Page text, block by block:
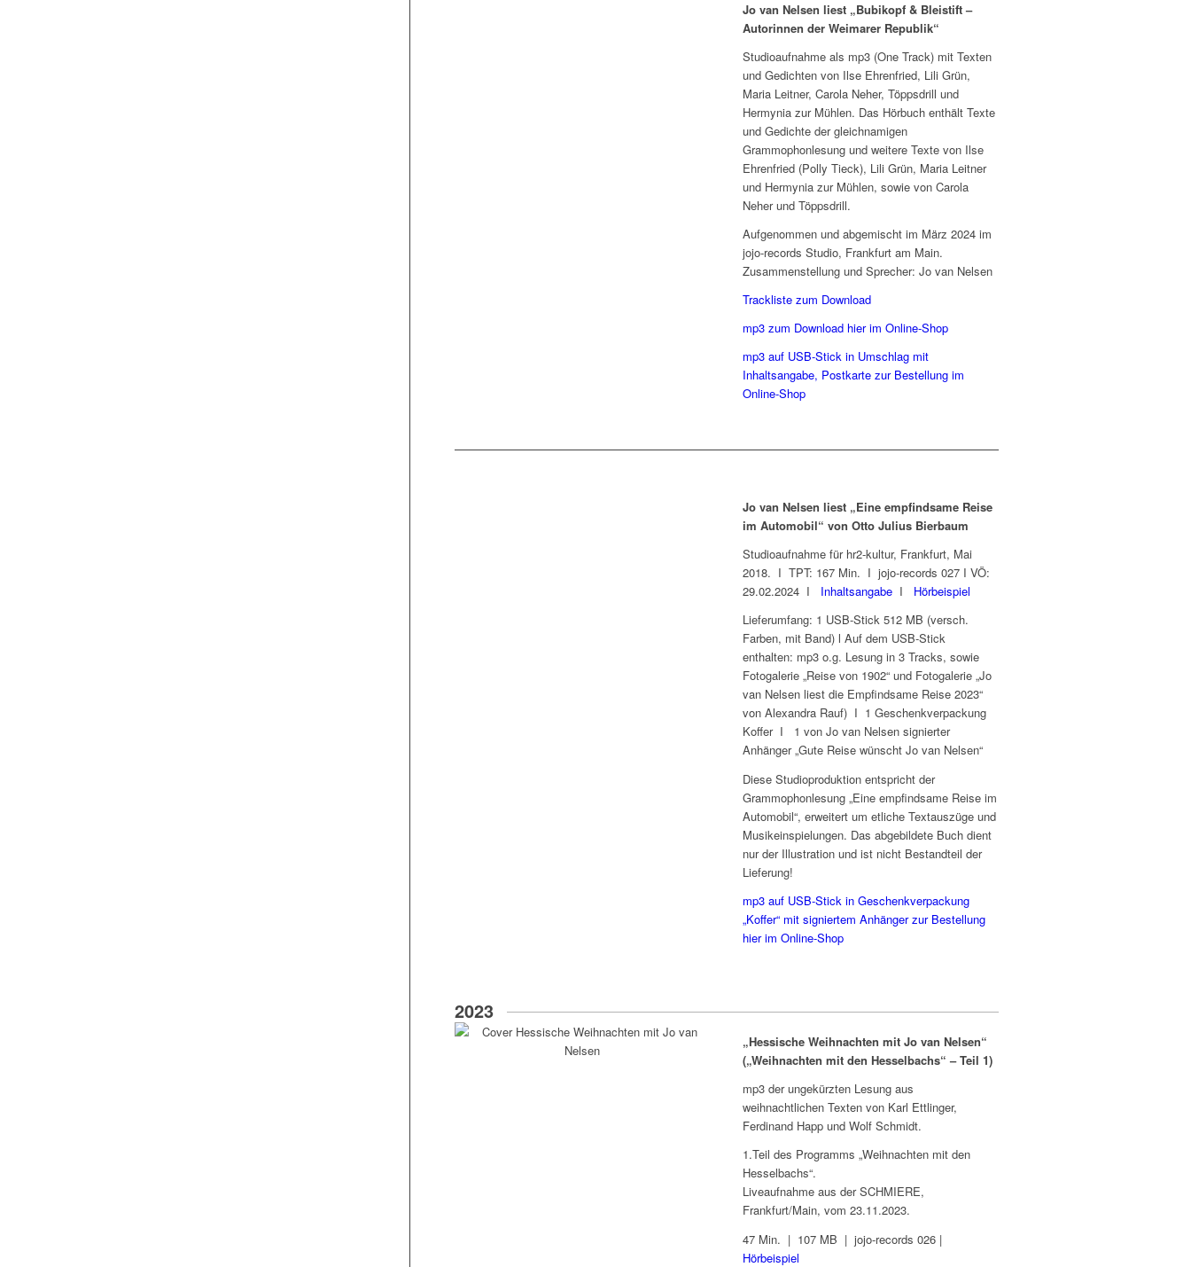
Jo van Nelsen liest „Bubikopf & Bleistift –
Autorinnen der Weimarer Republik“
Studioaufnahme als mp3 (One Track) mit Texten
und Gedichten von Ilse Ehrenfried, Lili Grün,
Maria Leitner, Carola Neher, Töppsdrill und
Hermynia zur Mühlen. Das Hörbuch enthält Texte
und Gedichte der gleichnamigen
Grammophonlesung und weitere Texte von Ilse
Ehrenfried (Polly Tieck), Lili Grün, Maria Leitner
und Hermynia zur Mühlen, sowie von Carola
Neher und Töppsdrill.
Aufgenommen und abgemischt im März 2024 im
jojo-records Studio, Frankfurt am Main.
Zusammenstellung und Sprecher: Jo van Nelsen
Trackliste zum Download
mp3 zum Download hier im Online-Shop
mp3 auf USB-Stick in Umschlag mit
Inhaltsangabe, Postkarte zur Bestellung im
Online-Shop
Jo van Nelsen liest „Eine empfindsame Reise
im Automobil“ von Otto Julius Bierbaum
Studioaufnahme für hr2-kultur, Frankfurt, Mai
2018. I TPT: 167 Min. I jojo-records 027 I VÖ:
29.02.2024 I Inhaltsangabe I Hörbeispiel
Lieferumfang: 1 USB-Stick 512 MB (versch.
Farben, mit Band) l Auf dem USB-Stick
enthalten: mp3 o.g. Lesung in 3 Tracks, sowie
Fotogalerie „Reise von 1902“ und Fotogalerie „Jo
van Nelsen liest die Empfindsame Reise 2023“
von Alexandra Rauf) I 1 Geschenkverpackung
Koffer I 1 von Jo van Nelsen signierter
Anhänger „Gute Reise wünscht Jo van Nelsen“
Diese Studioproduktion entspricht der
Grammophonlesung „Eine empfindsame Reise im
Automobil“, erweitert um etliche Textauszüge und
Musikeinspielungen. Das abgebildete Buch dient
nur der Illustration und ist nicht Bestandteil der
Lieferung!
mp3 auf USB-Stick in Geschenkverpackung
„Koffer“ mit signiertem Anhänger zur Bestellung
hier im Online-Shop
2023
„Hessische Weihnachten mit Jo van Nelsen“
(„Weihnachten mit den Hesselbachs“ – Teil 1)
mp3 der ungekürzten Lesung aus
weihnachtlichen Texten von Karl Ettlinger,
Ferdinand Happ und Wolf Schmidt.
1.Teil des Programms „Weihnachten mit den
Hesselbachs“.
Liveaufnahme aus der SCHMIERE,
Frankfurt/Main, vom 23.11.2023.
47 Min. | 107 MB | jojo-records 026 |
Hörbeispiel